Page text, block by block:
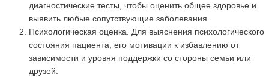
диагностические тесты, чтобы оценить общее здоровье и
выявить любые сопутствующие заболевания.
Психологическая оценка. Для выяснения психологического
состояния пациента, его мотивации к избавлению от
зависимости и уровня поддержки со стороны семьи или
друзей.